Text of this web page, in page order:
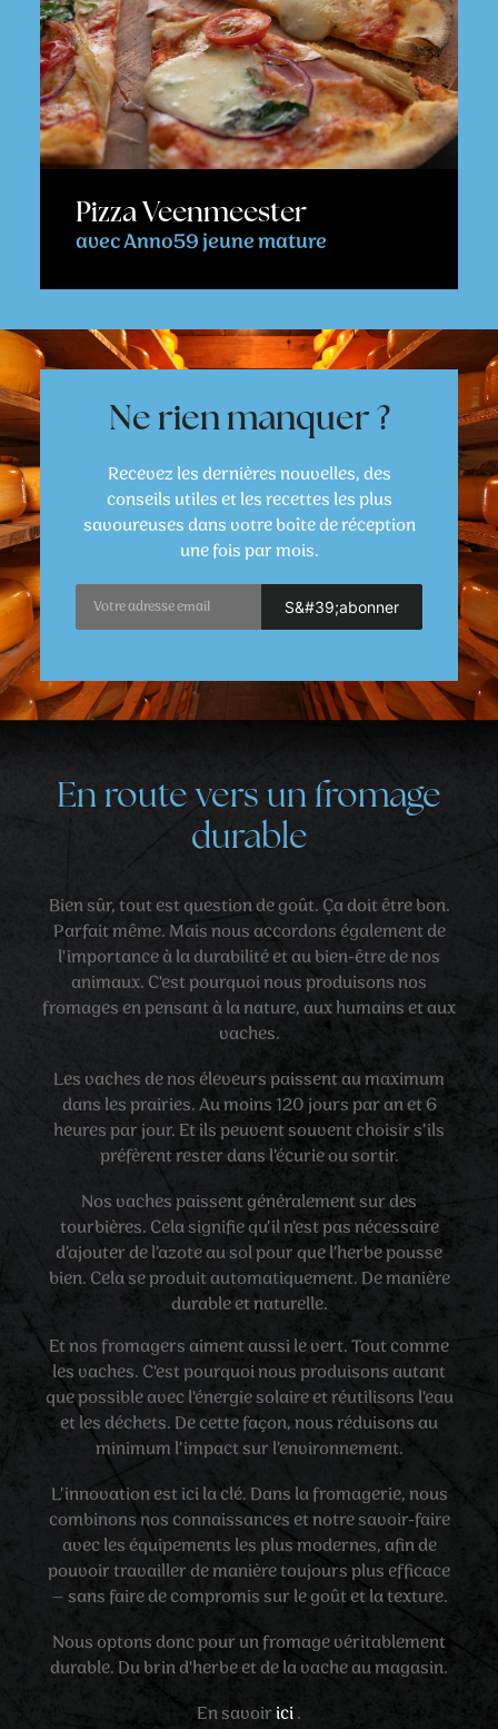
Pizza Veenmeester
avec Anno59 jeune mature
Ne rien manquer ?
Recevez les dernières nouvelles, des
conseils utiles et les recettes les plus
savoureuses dans votre boîte de réception
une fois par mois.
En route vers un fromage
durable
Bien sûr, tout est question de goût. Ça doit être bon.
Parfait même. Mais nous accordons également de
l'importance à la durabilité et au bien-être de nos
animaux. C'est pourquoi nous produisons nos
fromages en pensant à la nature, aux humains et aux
vaches.
Les vaches de nos éleveurs paissent au maximum
dans les prairies. Au moins 120 jours par an et 6
heures par jour. Et ils peuvent souvent choisir s’ils
préfèrent rester dans l’écurie ou sortir.
Nos vaches paissent généralement sur des
tourbières. Cela signifie qu’il n’est pas nécessaire
d’ajouter de l’azote au sol pour que l’herbe pousse
bien. Cela se produit automatiquement. De manière
durable et naturelle.
Et nos fromagers aiment aussi le vert. Tout comme
les vaches. C'est pourquoi nous produisons autant
que possible avec l'énergie solaire et réutilisons l'eau
et les déchets. De cette façon, nous réduisons au
minimum l’impact sur l’environnement.
L’innovation est ici la clé. Dans la fromagerie, nous
combinons nos connaissances et notre savoir-faire
avec les équipements les plus modernes, afin de
pouvoir travailler de manière toujours plus efficace
– sans faire de compromis sur le goût et la texture.
Nous optons donc pour un fromage véritablement
durable. Du brin d'herbe et de la vache au magasin.
En savoir ici.